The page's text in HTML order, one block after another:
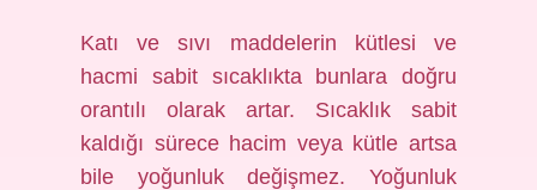
Katı ve sıvı maddelerin kütlesi ve
hacmi sabit sıcaklıkta bunlara doğru
orantılı olarak artar. Sıcaklık sabit
kaldığı sürece hacim veya kütle artsa
bile yoğunluk değişmez. Yoğunluk